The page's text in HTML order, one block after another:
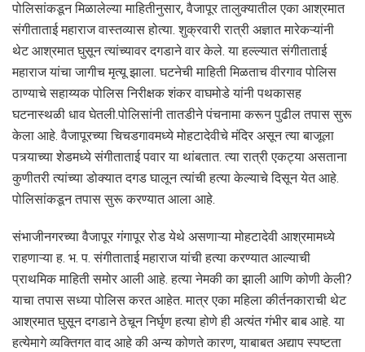
पोलिसांकडून मिळालेल्या माहितीनुसार, वैजापूर तालुक्यातील एका आश्रमात
संगीताताई महाराज वास्तव्यास होत्या. शुक्रवारी रात्री अज्ञात मारेकऱ्यांनी
थेट आश्रमात घुसून त्यांच्यावर दगडाने वार केले. या हल्ल्यात संगीताताई
महाराज यांचा जागीच मृत्यू झाला. घटनेची माहिती मिळताच वीरगाव पोलिस
ठाण्याचे सहाय्यक पोलिस निरीक्षक शंकर वाघमोडे यांनी पथकासह
घटनास्थळी धाव घेतली.पोलिसांनी तातडीने पंचनामा करून पुढील तपास सुरू
केला आहे. वैजापूरच्या चिचडगावमध्ये मोहटादेवीचे मंदिर असून त्या बाजूला
पत्र्याच्या शेडमध्ये संगीताताई पवार या थांबतात. त्या रात्री एकट्या असताना
कुणीतरी त्यांच्या डोक्यात दगड घालून त्यांची हत्या केल्याचे दिसून येत आहे.
पोलिसांकडून तपास सुरू करण्यात आला आहे.
संभाजीनगरच्या वैजापूर गंगापूर रोड येथे असणाऱ्या मोहटादेवी आश्रमामध्ये
राहणाऱ्या ह. भ. प. संगीताताई महाराज यांची हत्या करण्यात आल्याची
प्राथमिक माहिती समोर आली आहे. हत्या नेमकी का झाली आणि कोणी केली?
याचा तपास सध्या पोलिस करत आहेत. मात्र एका महिला कीर्तनकाराची थेट
आश्रमात घुसून दगडाने ठेचून निर्घृण हत्या होणे ही अत्यंत गंभीर बाब आहे. या
हत्येमागे व्यक्तिगत वाद आहे की अन्य कोणते कारण, याबाबत अद्याप स्पष्टता